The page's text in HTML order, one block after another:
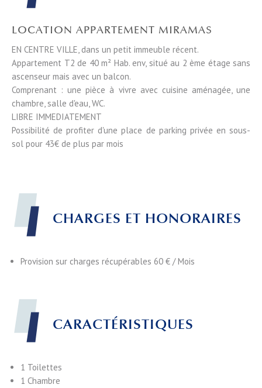
LOCATION APPARTEMENT MIRAMAS
EN CENTRE VILLE, dans un petit immeuble récent.
Appartement T2 de 40 m² Hab. env, situé au 2 ème étage sans
ascenseur mais avec un balcon.
Comprenant : une pièce à vivre avec cuisine aménagée, une
chambre, salle d'eau, WC.
LIBRE IMMEDIATEMENT
Possibilité de profiter d'une place de parking privée en sous-
sol pour 43€ de plus par mois
CARACTÉRISTIQUES
1 Toilettes
1 Chambre
CHARGES ET HONORAIRES
Provision sur charges récupérables 60 € / Mois